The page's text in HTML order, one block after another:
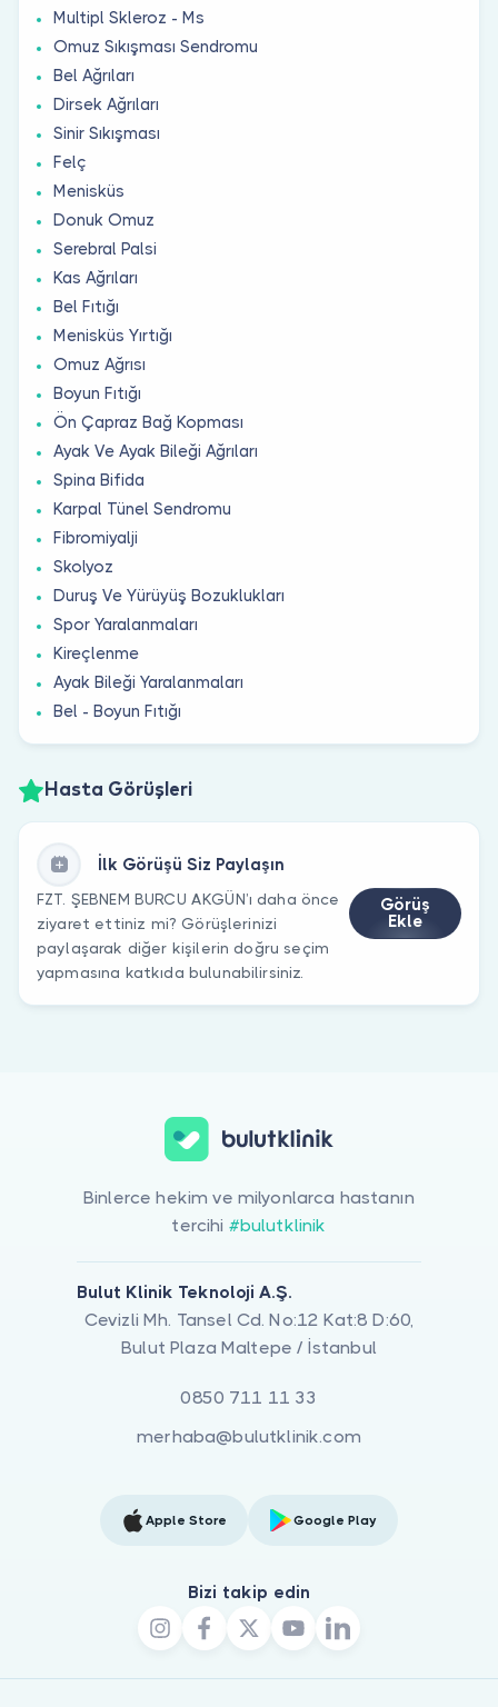
Multipl Skleroz - Ms
Omuz Sıkışması Sendromu
Bel Ağrıları
Dirsek Ağrıları
Sinir Sıkışması
Felç
Menisküs
Donuk Omuz
Serebral Palsi
Kas Ağrıları
Bel Fıtığı
Menisküs Yırtığı
Omuz Ağrısı
Boyun Fıtığı
Ön Çapraz Bağ Kopması
Ayak Ve Ayak Bileği Ağrıları
Spina Bifida
Karpal Tünel Sendromu
Fibromiyalji
Skolyoz
Duruş Ve Yürüyüş Bozuklukları
Spor Yaralanmaları
Kireçlenme
Ayak Bileği Yaralanmaları
Bel - Boyun Fıtığı
Hasta Görüşleri
İlk Görüşü Siz Paylaşın
FZT. ŞEBNEM BURCU AKGÜN’ı daha önce
ziyaret ettiniz mi? Görüşlerinizi
paylaşarak diğer kişilerin doğru seçim
yapmasına katkıda bulunabilirsiniz.
Görüş
Ekle
Binlerce hekim ve milyonlarca hastanın
tercihi #bulutklinik
Bulut Klinik Teknoloji A.Ş.
Cevizli Mh. Tansel Cd. No:12 Kat:8 D:60,
Bulut Plaza Maltepe / İstanbul
0850 711 11 33
merhaba@bulutklinik.com
Apple Store Google Play
Bizi takip edin